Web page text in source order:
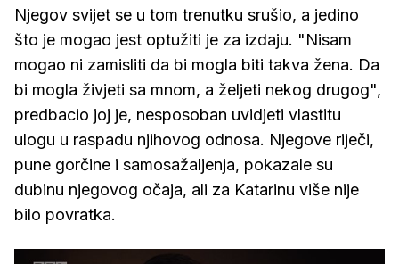
Njegov svijet se u tom trenutku srušio, a jedino
što je mogao jest optužiti je za izdaju. "Nisam
mogao ni zamisliti da bi mogla biti takva žena. Da
bi mogla živjeti sa mnom, a željeti nekog drugog",
predbacio joj je, nesposoban uvidjeti vlastitu
ulogu u raspadu njihovog odnosa. Njegove riječi,
pune gorčine i samosažaljenja, pokazale su
dubinu njegovog očaja, ali za Katarinu više nije
bilo povratka.